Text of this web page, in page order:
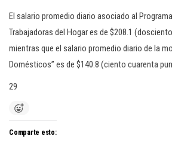
El salario promedio diario asociado al
Trabajadoras del Hogar es de $208.1
mientras que el salario promedio diario de la
Domésticos” es de $140.8 (ciento cuarenta
29
Comparte esto: